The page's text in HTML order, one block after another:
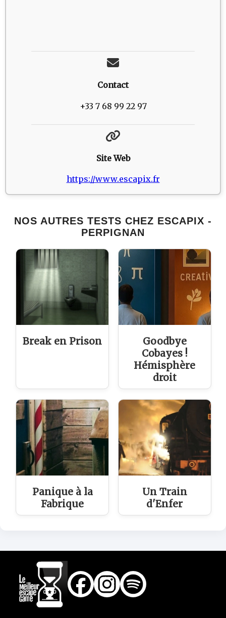
Contact
+33 7 68 99 22 97
Site Web
https://www.escapix.fr
NOS AUTRES TESTS CHEZ ESCAPIX -
PERPIGNAN
Break en Prison
Goodbye
Cobayes !
Hémisphère
droit
Panique à la
Fabrique
Un Train
d'Enfer